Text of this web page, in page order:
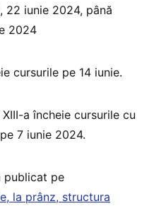
22 iunie 2024, până
2024
cursurile pe 14 iunie.
a încheie cursurile cu
7 iunie 2024.
publicat pe
la prânz, structura